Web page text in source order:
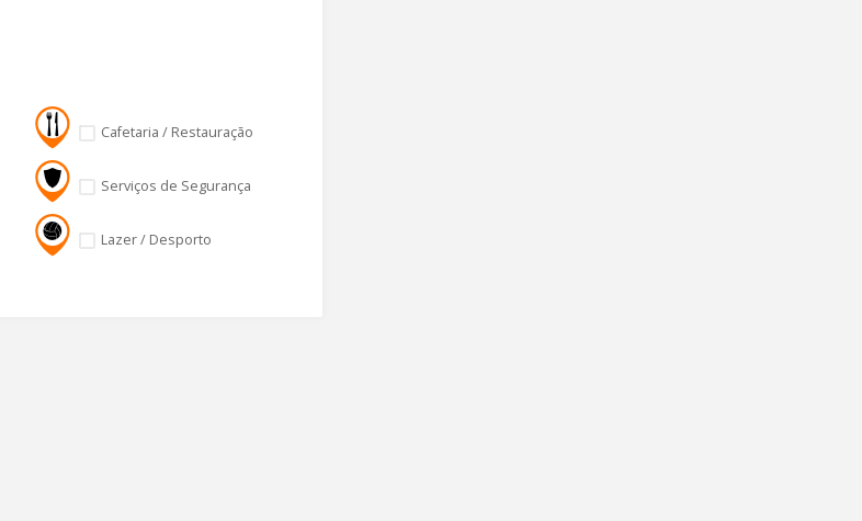
Cafetaria / Restauração
Serviços de Segurança
Lazer / Desporto